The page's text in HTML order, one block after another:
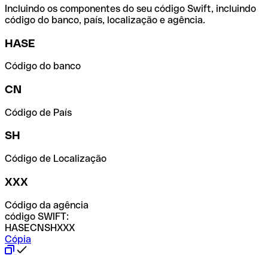
Incluindo os componentes do seu código Swift, incluindo
código do banco, país, localização e agência.
HASE
Código do banco
CN
Código de País
SH
Código de Localização
XXX
Código da agência
código SWIFT:
HASECNSHXXX
Cópia